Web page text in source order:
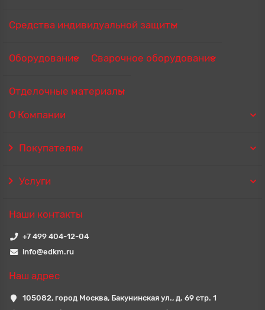
Средства индивидуальной защиты
Оборудование Сварочное оборудование
Отделочные материалы
О Компании
Покупателям
Услуги
Наши контакты
+7 499 404-12-04
info@edkm.ru
Наш адрес
105082, город Москва, Бакунинская ул., д. 69 стр. 1